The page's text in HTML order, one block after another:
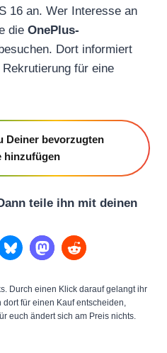
16 an. Wer Interesse an
die OnePlus-
Dort informiert
für eine
Deiner bevorzugten
hinzufügen
teile ihn mit deinen
Durch einen Klick darauf gelangt ihr
dort für einen Kauf entscheiden,
euch ändert sich am Preis nichts.